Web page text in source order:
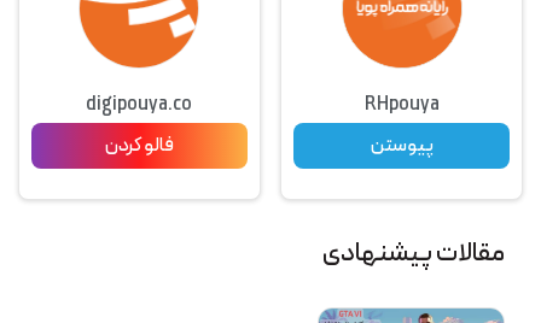
RHpouya
پیوستن
digipouya.co
فالو کردن
مقالات پیشنهادی